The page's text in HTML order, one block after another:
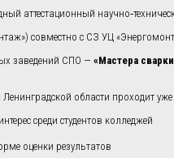
аттестационный
совместно с СЗ УЦ
заведений СПО — «Мастера
Ленинградской области проходит
среди студентов колледжей
оценки результатов